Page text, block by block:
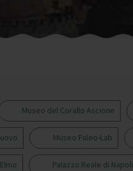
Museo del Corallo Ascione
Museo Paleo-Lab
Palazzo Reale di Napoli